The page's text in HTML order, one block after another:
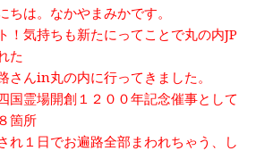
a
d
s
Li
k
ちは。なかやまみかです。
！気持ちも新たにってことで丸の内JP
た
さんin丸の内に行ってきました。
国霊場開創１２００年記念催事として
箇所
れ１日でお遍路全部まわれちゃう、し